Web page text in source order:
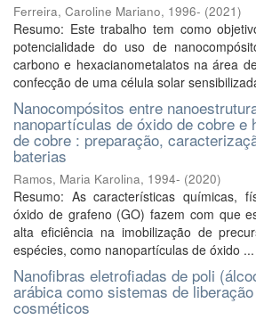
Ferreira, Caroline Mariano, 1996- (2021)
Resumo: Este trabalho tem como
potencialidade do uso de
carbono e hexacianometalatos na área
confecção de uma célula solar
Nanocompósitos entre
nanopartículas de óxido de cobre e
de cobre : preparação,
baterias
Ramos, Maria Karolina, 1994- (2020)
Resumo: As características químicas,
óxido de grafeno (GO) fazem com que
alta eficiência na imobilização de
espécies, como nanopartículas de óxido ...
Nanofibras eletrofiadas de poli
arábica como sistemas de
cosméticos